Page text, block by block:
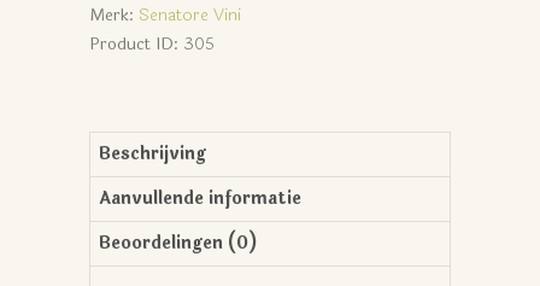
Merk: Senatore Vini
Product ID: 305
Beschrijving
Aanvullende informatie
Beoordelingen (0)